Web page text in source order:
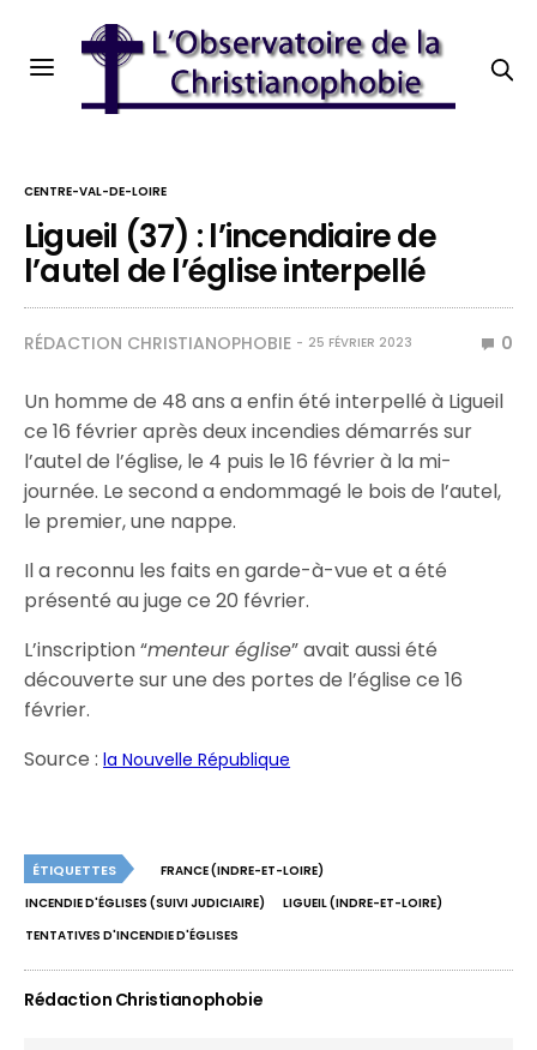
CENTRE-VAL-DE-LOIRE
Ligueil (37) : l’incendiaire de
l’autel de l’église interpellé
RÉDACTION CHRISTIANOPHOBIE 25 FÉVRIER 2023 0
Un homme de 48 ans a enfin été interpellé à Ligueil
ce 16 février après deux incendies démarrés sur
l’autel de l’église, le 4 puis le 16 février à la mi-
journée. Le second a endommagé le bois de l’autel,
le premier, une nappe.
Il a reconnu les faits en garde-à-vue et a été
présenté au juge ce 20 février.
L’inscription “menteur église” avait aussi été
découverte sur une des portes de l’église ce 16
février.
Source :la Nouvelle République
ÉTIQUETTES
FRANCE (INDRE-ET-LOIRE)
INCENDIE D'ÉGLISES (SUIVI JUDICIAIRE)
LIGUEIL (INDRE-ET-LOIRE)
TENTATIVES D'INCENDIE D'ÉGLISES
Rédaction Christianophobie